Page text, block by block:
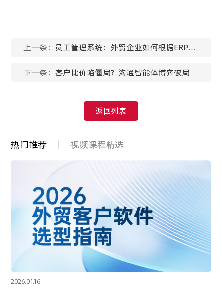
上一条： 员工管理系统：外贸企业如何根据ERP软
件做好管理？​
下一条：客户比价陷僵局？沟通智能体博弈破局
返回列表
热门推荐 视频课程精选
2026.01.16